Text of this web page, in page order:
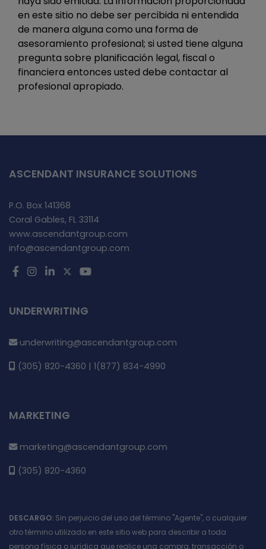
en este sitio no debe ser percibida ni entendida
de manera alguna como una forma de
asesoramiento profesional; si usted tiene alguna
pregunta sobre planificación legal, fiscal o
financiera entonces usted debe contactar al
profesional apropiado.
ASCENDANT INSURANCE SOLUTIONS
P.O. Box 141368
Coral Gables, FL 33114
www.ascendantgroup.com
info@ascendantgroup.com
UNDERWRITING
underwriting@ascendantgroup.com
(305) 820-4360 | 1(877) 834-4990
MARKETING
marketing@ascendantgroup.com
(305) 820-4360
DESCARGO: Sin perjuicio del uso del término "Agente", o cualquier
otro término utilizado en este sitio web para describir a toda
persona física o jurídica que realice una compra, transacción o